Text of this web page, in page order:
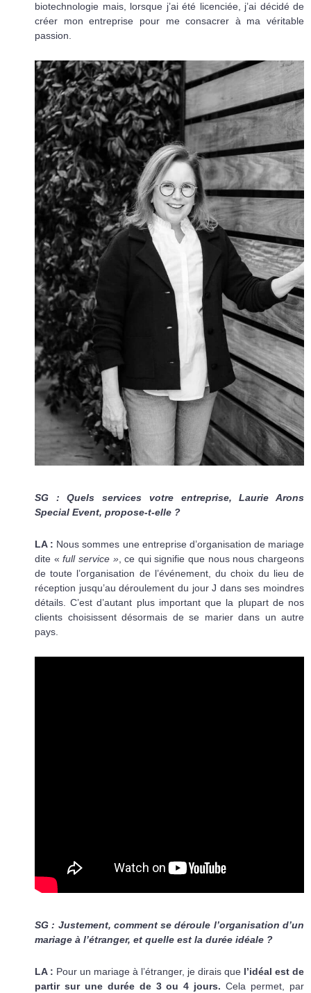
biotechnologie mais, lorsque j’ai été licenciée, j’ai décidé de
créer mon entreprise pour me consacrer à ma véritable
passion.
SG : Quels services votre entreprise, Laurie Arons
Special Event, propose-t-elle ?
LA : Nous sommes une entreprise d’organisation de mariage
dite «full service », ce qui signifie que nous nous chargeons
de toute l’organisation de l’événement, du choix du lieu de
réception jusqu’au déroulement du jour J dans ses moindres
détails. C’est d’autant plus important que la plupart de nos
clients choisissent désormais de se marier dans un autre
pays.
SG : Justement, comment se déroule l’organisation d’un
mariage à l’étranger, et quelle est la durée idéale ?
LA : Pour un mariage à l’étranger, je dirais que l’idéal est de
partir sur une durée de 3 ou 4 jours.Cela permet, par